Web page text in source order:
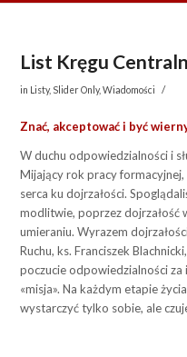
List Kręgu
in Listy, Slider Only, Wiadomości /
Znać, akceptować i być
W duchu odpowiedzialności i
Mijający rok pracy
serca ku dojrzałości.
modlitwie, poprzez dojrzałość
umieraniu. Wyrazem
Ruchu, ks. Franciszek Blachnicki,
poczucie odpowiedzialności za
«misja». Na każdym etapie życia
wystarczyć tylko sobie, ale